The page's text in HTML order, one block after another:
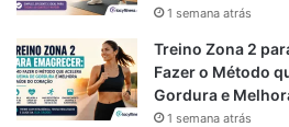
Fazer abdominal resolve a
dor
Alongar sempre elimina o
1 semana atrás
Treino Zona 2
Fazer o Método
Gordura e
1 semana atrás